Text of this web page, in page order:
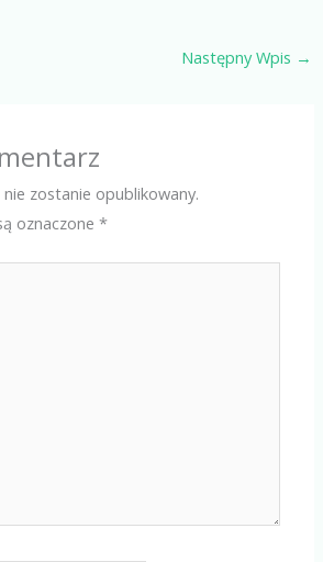
Następny Wpis →
zostanie opublikowany.
oznaczone*